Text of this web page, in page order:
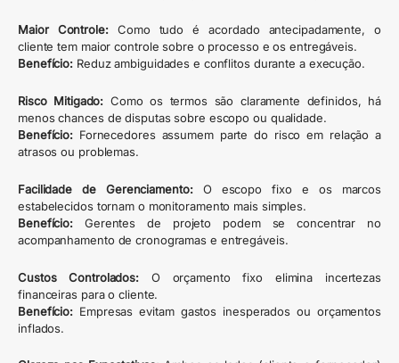
Maior Controle:Como tudo é acordado antecipadamente, o
cliente tem maior controle sobre o processo e os entregáveis.
Benefício: Reduz ambiguidades e conflitos durante a execução.
Risco Mitigado: Como os termos são claramente definidos, há
menos chances de disputas sobre escopo ou qualidade.
Benefício: Fornecedores assumem parte do risco em relação a
atrasos ou problemas.
Facilidade de Gerenciamento:O escopo fixo e os marcos
estabelecidos tornam o monitoramento mais simples.
Benefício: Gerentes de projeto podem se concentrar no
acompanhamento de cronogramas e entregáveis.
Custos Controlados: O orçamento fixo elimina incertezas
financeiras para o cliente.
Benefício: Empresas evitam gastos inesperados ou orçamentos
inflados.